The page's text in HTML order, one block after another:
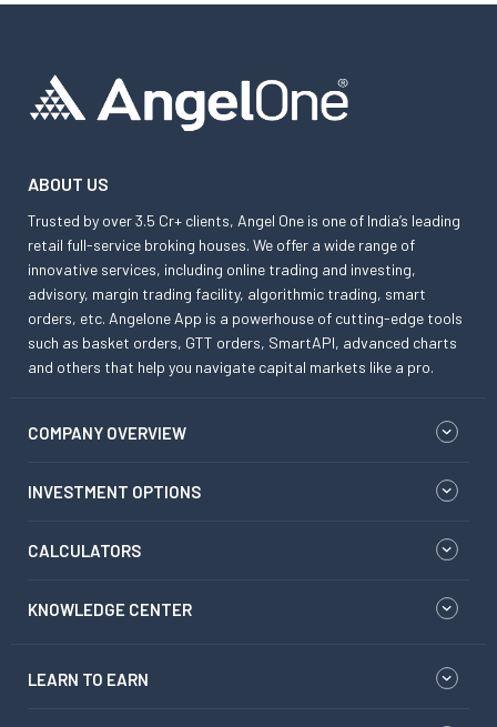
ABOUT US
Trusted by over 3.5 Cr+ clients, Angel One is one of India’s leading
retail full-service broking houses. We offer a wide range of
innovative services, including online trading and investing,
advisory, margin trading facility, algorithmic trading, smart
orders, etc. Angelone App is a powerhouse of cutting-edge tools
such as basket orders, GTT orders, SmartAPI, advanced charts
and others that help you navigate capital markets like a pro.
COMPANY OVERVIEW
INVESTMENT OPTIONS
CALCULATORS
KNOWLEDGE CENTER
LEARN TO EARN